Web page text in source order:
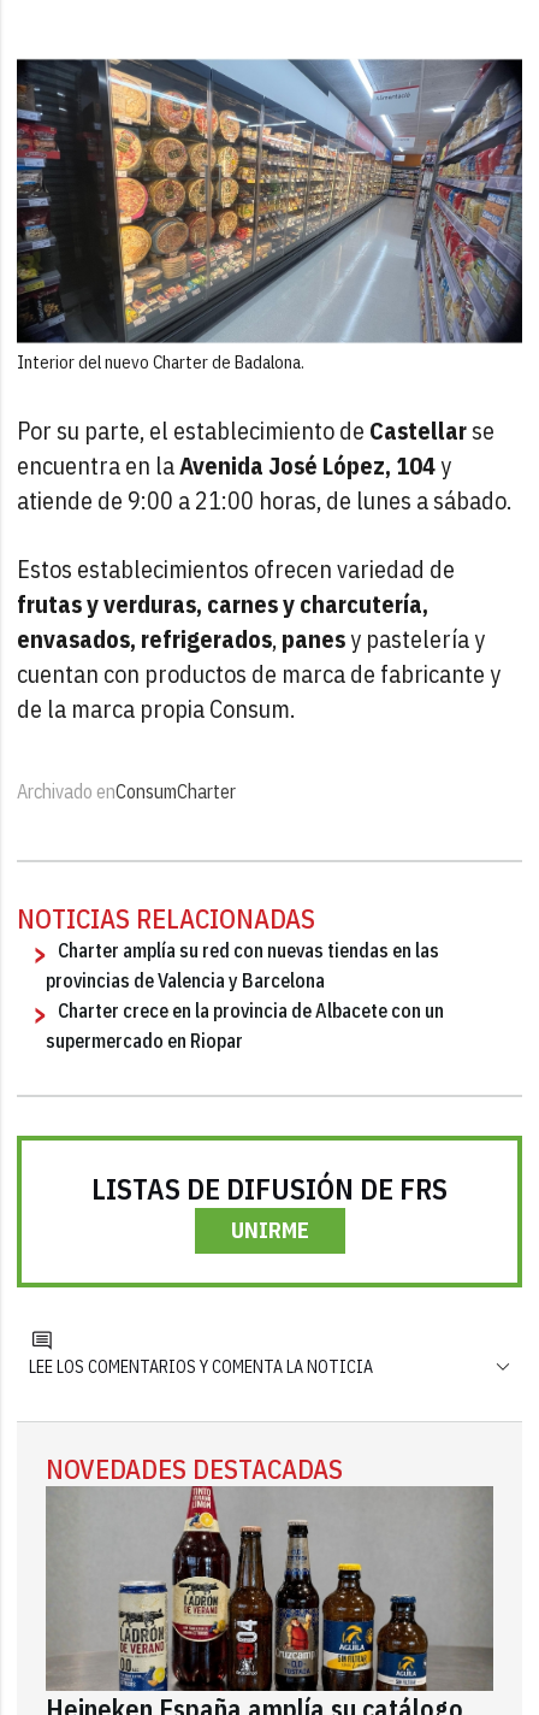
Interior del nuevo Charter de Badalona.
Por su parte, el establecimiento de Castellarse
encuentra en laAvenida José López, 104y
atiende de 9:00 a 21:00 horas, de lunes a sábado.
Estos establecimientos ofrecen variedad de
frutas y verduras, carnes y charcutería,
envasados, refrigerados,panesy pastelería y
cuentan con productos de marca de fabricante y
de la marca propia Consum.
Archivado enConsumCharter
NOTICIAS RELACIONADAS
Charter amplía su red con nuevas tiendas en las
provincias de Valencia y Barcelona
Charter crece en la provincia de Albacete con un
supermercado en Riopar
LISTAS DE DIFUSIÓN DE FRS
UNIRME
LEE LOS COMENTARIOS Y COMENTA LA NOTICIA
NOVEDADES DESTACADAS
Heineken España amplía su catálogo